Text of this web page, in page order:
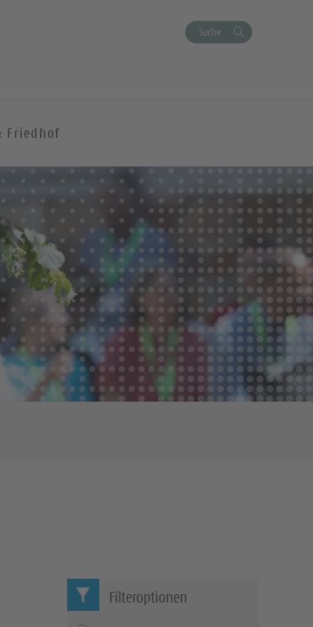
Suche
Friedhof
Filteroptionen